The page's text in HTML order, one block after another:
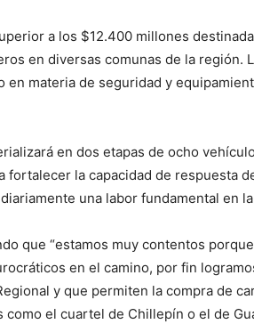
a los $12.400 millones
en diversas comunas de la región.
materia de seguridad y
en dos etapas de ocho
la capacidad de respuesta
una labor fundamental en
que “estamos muy contentos
en el camino, por fin
y que permiten la compra de
el cuartel de Chillepín o el de